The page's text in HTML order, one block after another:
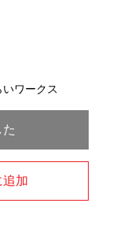
追加
ワークス